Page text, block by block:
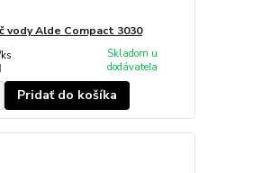
vody Alde Compact 3030
ks
Skladom u
dodávateľa
Pridať do košíka